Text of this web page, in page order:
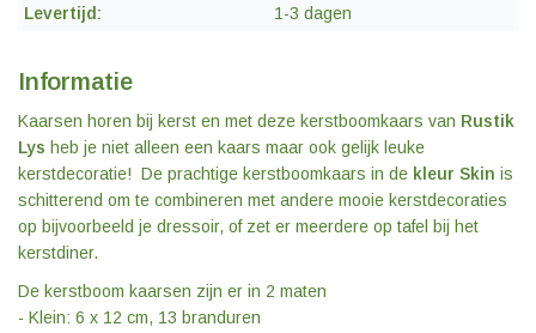
Levertijd:
1-3 dagen
Informatie
Kaarsen horen bij kerst en met deze kerstboomkaars van Rustik
Lys heb je niet alleen een kaars maar ook gelijk leuke
kerstdecoratie! ​ De prachtige kerstboomkaars in de kleur Skin is
schitterend om te combineren met andere mooie kerstdecoraties
op bijvoorbeeld je dressoir, of zet er meerdere op tafel bij het
kerstdiner.
De kerstboom kaarsen zijn er in 2 maten
- Klein: 6 x 12 cm, 13 branduren